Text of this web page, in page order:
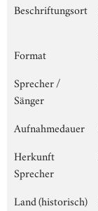
Beschriftungsort
Format
Sprecher /
Sänger
Aufnahmedauer
Herkunft
Sprecher
Land (historisch)